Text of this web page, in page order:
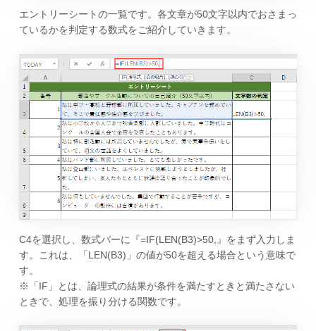
エントリーシートの一覧です。各文章が50文字以内でおさまっ
ているかを判定する数式をご紹介していきます。
C4を選択し、数式バーに『=IF(LEN(B3)>50,』をまず入力しま
す。これは、「LEN(B3)」の値が50を超える場合という意味で
す。
※「IF」とは、論理式の結果が条件を満たすときと満たさない
ときで、処理を振り分ける関数です。